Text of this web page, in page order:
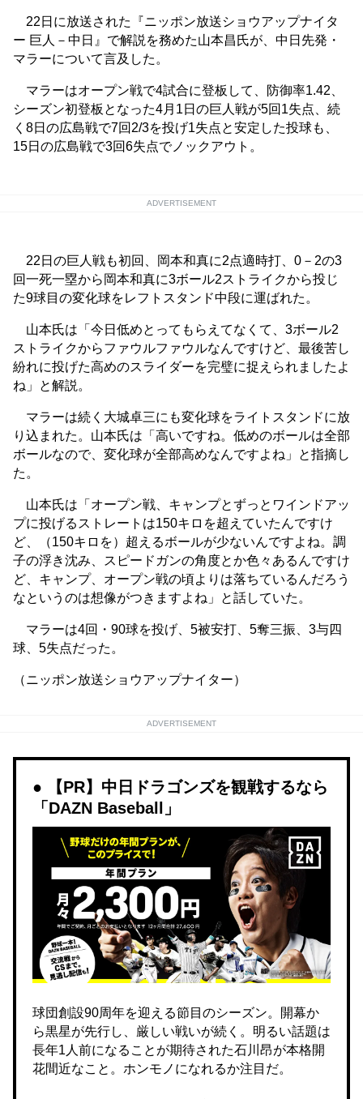
22日に放送された『ニッポン放送ショウアップナイタ
ー 巨人－中日』で解説を務めた山本昌氏が、中日先発・
マラーについて言及した。
マラーはオープン戦で4試合に登板して、防御率1.42、
シーズン初登板となった4月1日の巨人戦が5回1失点、続
く8日の広島戦で7回2/3を投げ1失点と安定した投球も、
15日の広島戦で3回6失点でノックアウト。
ADVERTISEMENT
22日の巨人戦も初回、岡本和真に2点適時打、0－2の3
回一死一塁から岡本和真に3ボール2ストライクから投じ
た9球目の変化球をレフトスタンド中段に運ばれた。
山本氏は「今日低めとってもらえてなくて、3ボール2
ストライクからファウルファウルなんですけど、最後苦し
紛れに投げた高めのスライダーを完璧に捉えられましたよ
ね」と解説。
マラーは続く大城卓三にも変化球をライトスタンドに放
り込まれた。山本氏は「高いですね。低めのボールは全部
ボールなので、変化球が全部高めなんですよね」と指摘し
た。
山本氏は「オープン戦、キャンプとずっとワインドアッ
プに投げるストレートは150キロを超えていたんですけ
ど、（150キロを）超えるボールが少ないんですよね。調
子の浮き沈み、スピードガンの角度とか色々あるんですけ
ど、キャンプ、オープン戦の頃よりは落ちているんだろう
なというのは想像がつきますよね」と話していた。
マラーは4回・90球を投げ、5被安打、5奪三振、3与四
球、5失点だった。
（ニッポン放送ショウアップナイター）
ADVERTISEMENT
【PR】中日ドラゴンズを観戦するなら
「DAZN Baseball」
球団創設90周年を迎える節目のシーズン。開幕か
ら黒星が先行し、厳しい戦いが続く。明るい話題は
長年1人前になることが期待された石川昂が本格開
花間近なこと。ホンモノになれるか注目だ。